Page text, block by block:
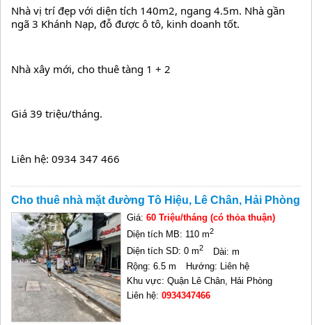
Nhà vị trí đẹp với diện tích 140m2, ngang 4.5m. Nhà gần
ngã 3 Khánh Nạp, đỗ được ô tô, kinh doanh tốt.
Nhà xây mới, cho thuê tàng 1 + 2
Giá 39 triệu/tháng.
Liên hệ: 0934 347 466
Cho thuê nhà mặt đường Tô Hiệu, Lê Chân, Hải Phòng
Giá:60 Triệu/tháng (có thỏa thuận)
Diện tích MB: 110 m2
Diện tích SD: 0 m2
Dài: m
Rộng: 6.5 m
Hướng: Liên hệ
Khu vực: Quận Lê Chân, Hải Phòng
Liên hệ:0934347466